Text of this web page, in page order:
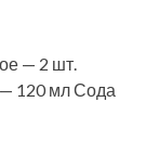
— 2 шт.
120 мл Сода